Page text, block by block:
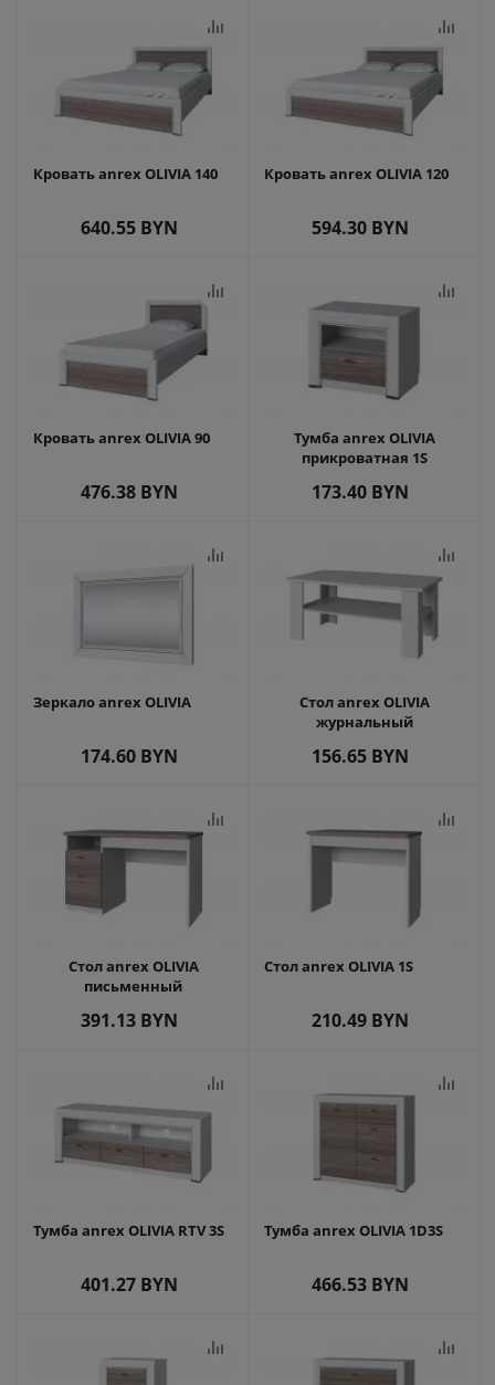
Кровать anrex OLIVIA 140
640.55 BYN
Кровать anrex OLIVIA 120
594.30 BYN
Кровать anrex OLIVIA 90
476.38 BYN
Тумба anrex OLIVIA
прикроватная 1S
173.40 BYN
Зеркало anrex OLIVIA
174.60 BYN
Стол anrex OLIVIA
журнальный
156.65 BYN
Стол anrex OLIVIA
письменный
391.13 BYN
Стол anrex OLIVIA 1S
210.49 BYN
Тумба anrex OLIVIA RTV 3S
401.27 BYN
Тумба anrex OLIVIA 1D3S
466.53 BYN